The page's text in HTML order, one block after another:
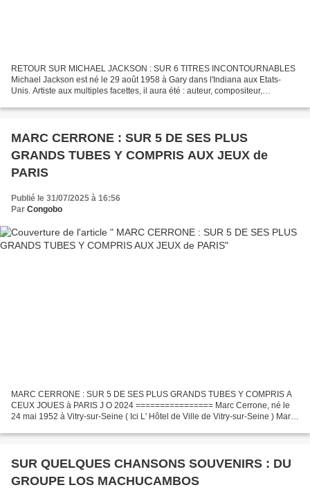
RETOUR SUR MICHAEL JACKSON : SUR 6 TITRES INCONTOURNABLES
Michael Jackson est né le 29 août 1958 à Gary dans l'Indiana aux Etats-
Unis. Artiste aux multiples facettes, il aura été : auteur, compositeur,
MARC CERRONE : SUR 5 DE SES PLUS
GRANDS TUBES Y COMPRIS AUX JEUX de
PARIS
Publié le 31/07/2025 à 16:56
Par Congobo
MARC CERRONE : SUR 5 DE SES PLUS GRANDS TUBES Y COMPRIS A
CEUX JOUES à PARIS J O 2024 ================ Marc Cerrone, né le
24 mai 1952 à Vitry-sur-Seine ( Ici L' Hôtel de Ville de Vitry-sur-Seine ) Marc
SUR QUELQUES CHANSONS SOUVENIRS : DU
GROUPE LOS MACHUCAMBOS